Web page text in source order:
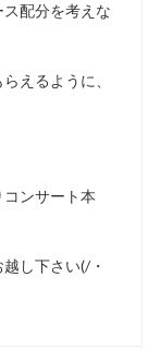
配分を考えな
えるように、
ンサート本
し下さい(/・